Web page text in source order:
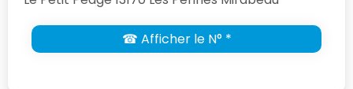
☎ Afficher le N° *